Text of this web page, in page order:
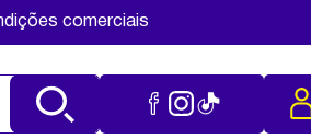
comerciais